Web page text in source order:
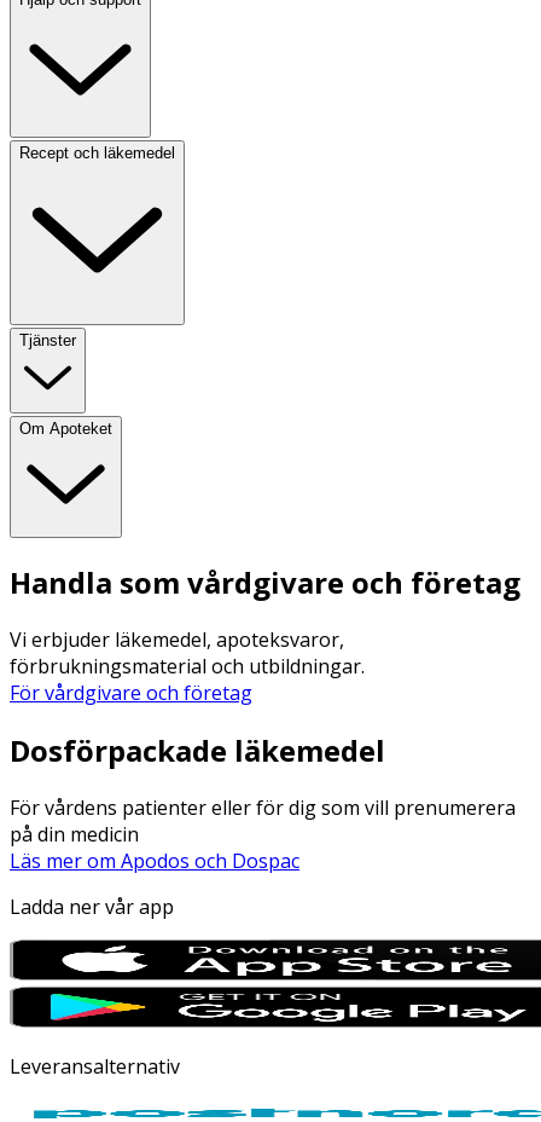
Recept och läkemedel
Tjänster
Om Apoteket
Handla som vårdgivare och företag
Vi erbjuder läkemedel, apoteksvaror,
förbrukningsmaterial och utbildningar.
För vårdgivare och företag
Dosförpackade läkemedel
För vårdens patienter eller för dig som vill prenumerera
på din medicin
Läs mer om Apodos och Dospac
Ladda ner vår app
Leveransalternativ